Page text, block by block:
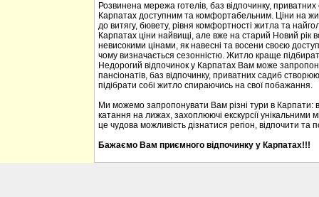
Розвинена мережа готелів, баз відпочинку,
Карпатах доступним та комфортабельним. Ціни на
до витягу, бювету, рівня комфортності житла та
Карпатах ціни найвищі, але вже на старий Новий рік
невисокими цінами, як навесні та восени своєю
чому визначається сезонністю. Житло краще
Недорогий відпочинок у Карпатах Вам може
пансіонатів, баз відпочинку, приватних садиб
підібрати собі житло спираючись на свої побажання.
Ми можемо запропонувати Вам різні тури в Карпати:
катання на лижах, захоплюючі екскурсії
це чудова можливість дізнатися регіон, відпочити та
Бажаємо Вам приємного відпочинку у Карпатах!!!